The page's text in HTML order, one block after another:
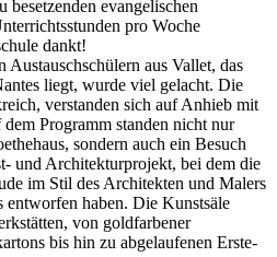
evangelischen
pro Woche
dankt!
aus Vallet, das
liegt, wurde viel gelacht. Die
verstanden sich auf Anhieb mit
Programm standen nicht nur
sondern auch ein Besuch
und Architekturprojekt, bei dem die
im Stil des Architekten und Malers
entworfen haben. Die Kunstsäle
von goldfarbener
bis hin zu abgelaufenen Erste-